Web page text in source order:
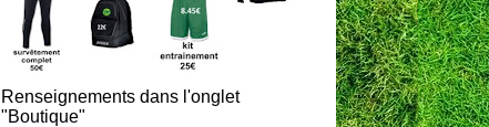
Renseignements dans l'onglet
"Boutique"